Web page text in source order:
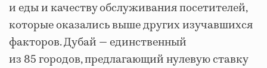
и еды и качеству обслуживания посетителей,
которые оказались выше других изучавшихся
факторов. Дубай — единственный
из 85 городов, предлагающий нулевую ставку